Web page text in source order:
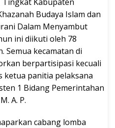
Budaya Islam dan
Dalam Menyambut
ini diikuti oleh 78
Semua kecamatan di
berpartisipasi kecuali
ketua panitia pelaksana
1 Bidang Pemerintahan
A. P.
cabang lomba